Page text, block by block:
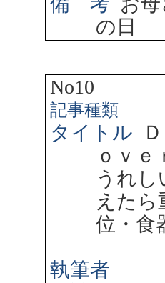
の日
No10
記事種類
タイトル
ｏｖ
うれ
えた
位・食
執筆者